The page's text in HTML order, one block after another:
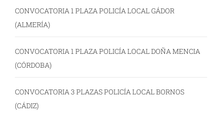
CONVOCATORIA 1 PLAZA POLICÍA LOCAL GÁDOR
(ALMERÍA)
CONVOCATORIA 1 PLAZA POLICÍA LOCAL DOÑA MENCIA
(CÓRDOBA)
CONVOCATORIA 3 PLAZAS POLICÍA LOCAL BORNOS
(CÁDIZ)